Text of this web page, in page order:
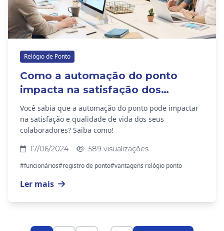
Relógio de Ponto
Como a automação do ponto
impacta na satisfação dos
funcionários
Você sabia que a automação do ponto pode impactar
na satisfação e qualidade de vida dos seus
colaboradores? Saiba como!
17/06/2024 589 visualizações
#funcionários#registro de ponto#vantagens relógio ponto
Ler mais